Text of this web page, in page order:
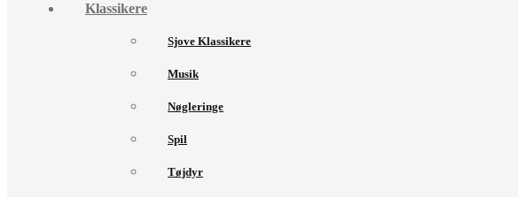
Klassikere
Sjove Klassikere
Musik
Nøgleringe
Spil
Tøjdyr